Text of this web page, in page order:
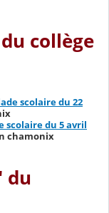
du collège
scolaire du 22
scolaire du 5 avril
chamonix
du